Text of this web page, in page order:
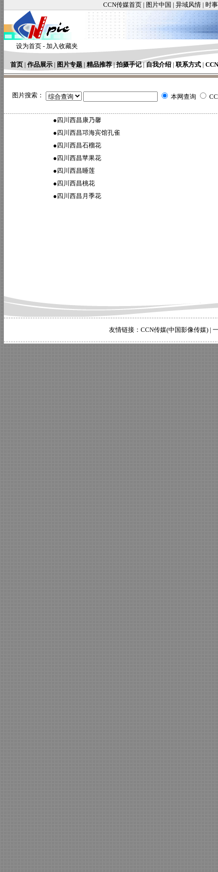
CCN传媒首页 | 图片中国 | 异域风情 | 时
设为首页 - 加入收藏夹
首页 | 作品展示 | 图片专题 | 精品推荐|拍摄手记|自我介绍 | 联系方式 |
图片搜索： 本网查询
●四川西昌康乃馨
●四川西昌邛海宾馆孔雀
●四川西昌石榴花
●四川西昌苹果花
●四川西昌睡莲
●四川西昌桃花
●四川西昌月季花
友情链接： CCN传媒(中国影像传媒) |